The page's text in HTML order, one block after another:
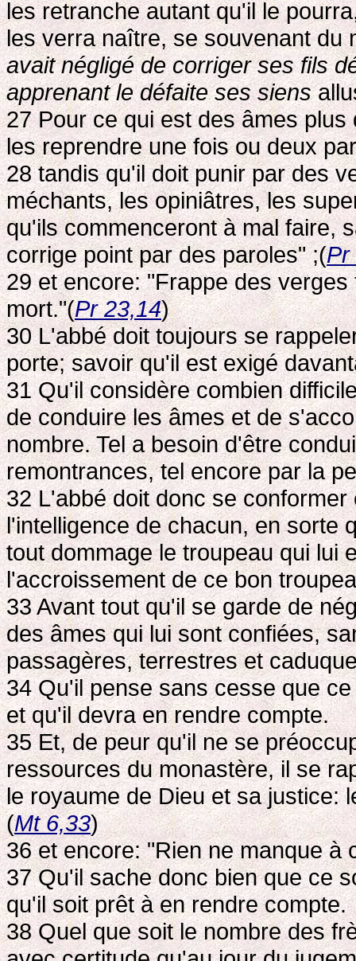
les retranche autant qu'il le
les verra naître, se souvenant du
avait négligé de corriger ses fils
apprenant le défaite ses siens
27 Pour ce qui est des âmes
les reprendre une fois ou deux
28 tandis qu'il doit punir par des
méchants, les opiniâtres, les
qu'ils commenceront à mal faire,
corrige point par des paroles" ;(Pr
29 et encore: "Frappe des
mort."(Pr 23,14)
30 L'abbé doit toujours se
porte; savoir qu'il est exigé
31 Qu'il considère combien
de conduire les âmes et de
nombre. Tel a besoin d'être
remontrances, tel encore par la
32 L'abbé doit donc se
l'intelligence de chacun, en sorte
tout dommage le troupeau qui lui
l'accroissement de ce bon
33 Avant tout qu'il se garde de
des âmes qui lui sont confiées,
passagères, terrestres et
34 Qu'il pense sans cesse que
et qu'il devra en rendre compte.
35 Et, de peur qu'il ne se
ressources du monastère, il se
le royaume de Dieu et sa justice:
(Mt 6,33)
36 et encore: "Rien ne manque à
37 Qu'il sache donc bien que ce
qu'il soit prêt à en rendre compte.
38 Quel que soit le nombre des